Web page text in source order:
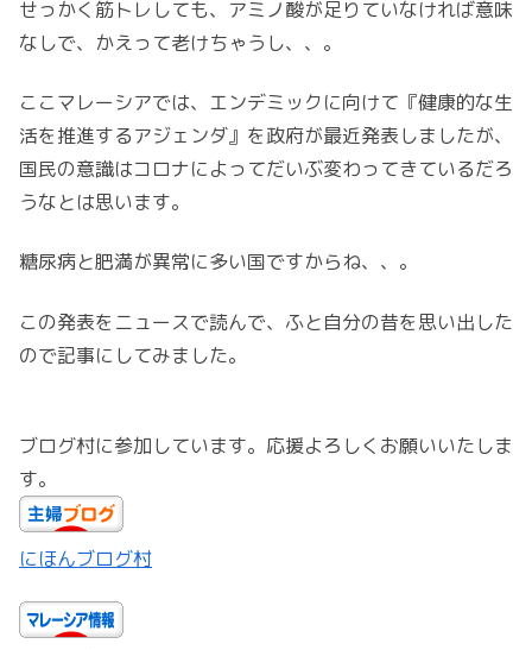
せっかく筋トレしても、アミノ酸が足りていなければ意味
なしで、かえって老けちゃうし、、。
ここマレーシアでは、エンデミックに向けて『健康的な生
活を推進するアジェンダ』を政府が最近発表しましたが、
国民の意識はコロナによってだいぶ変わってきているだろ
うなとは思います。
糖尿病と肥満が異常に多い国ですからね、、。
この発表をニュースで読んで、ふと自分の昔を思い出した
ので記事にしてみました。
ブログ村に参加しています。応援よろしくお願いいたしま
す。
にほんブログ村